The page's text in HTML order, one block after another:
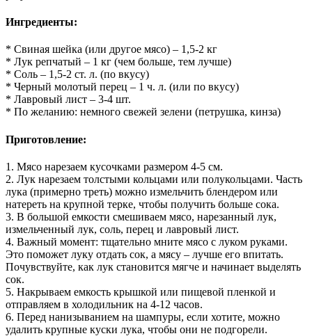
Ингредиенты:
* Свиная шейка (или другое мясо) – 1,5-2 кг
* Лук репчатый – 1 кг (чем больше, тем лучше)
* Соль – 1,5-2 ст. л. (по вкусу)
* Черный молотый перец – 1 ч. л. (или по вкусу)
* Лавровый лист – 3-4 шт.
* По желанию: немного свежей зелени (петрушка, кинза)
Приготовление:
1. Мясо нарезаем кусочками размером 4-5 см.
2. Лук нарезаем толстыми кольцами или полукольцами. Часть
лука (примерно треть) можно измельчить блендером или
натереть на крупной терке, чтобы получить больше сока.
3. В большой емкости смешиваем мясо, нарезанный лук,
измельченный лук, соль, перец и лавровый лист.
4. Важный момент: тщательно мните мясо с луком руками.
Это поможет луку отдать сок, а мясу – лучше его впитать.
Почувствуйте, как лук становится мягче и начинает выделять
сок.
5. Накрываем емкость крышкой или пищевой пленкой и
отправляем в холодильник на 4-12 часов.
6. Перед нанизыванием на шампуры, если хотите, можно
удалить крупные куски лука, чтобы они не подгорели.